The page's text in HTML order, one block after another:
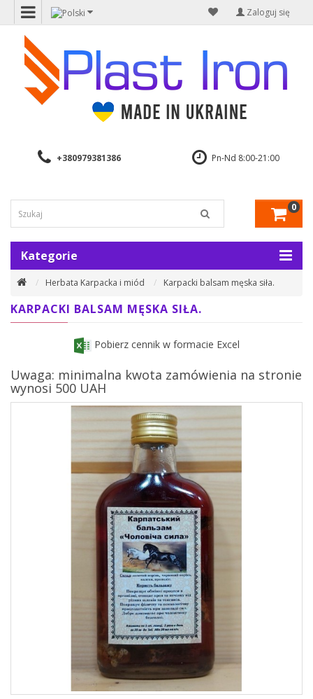
Zaloguj się
+380979381386 Pn-Nd 8:00-21:00
0
Kategorie
Herbata Karpacka i miód Karpacki balsam męska siła.
KARPACKI BALSAM MĘSKA SIŁA.
Pobierz cennik w formacie Excel
Uwaga: minimalna kwota zamówienia na stronie
wynosi 500 UAH